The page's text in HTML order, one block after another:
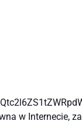
w Internecie,